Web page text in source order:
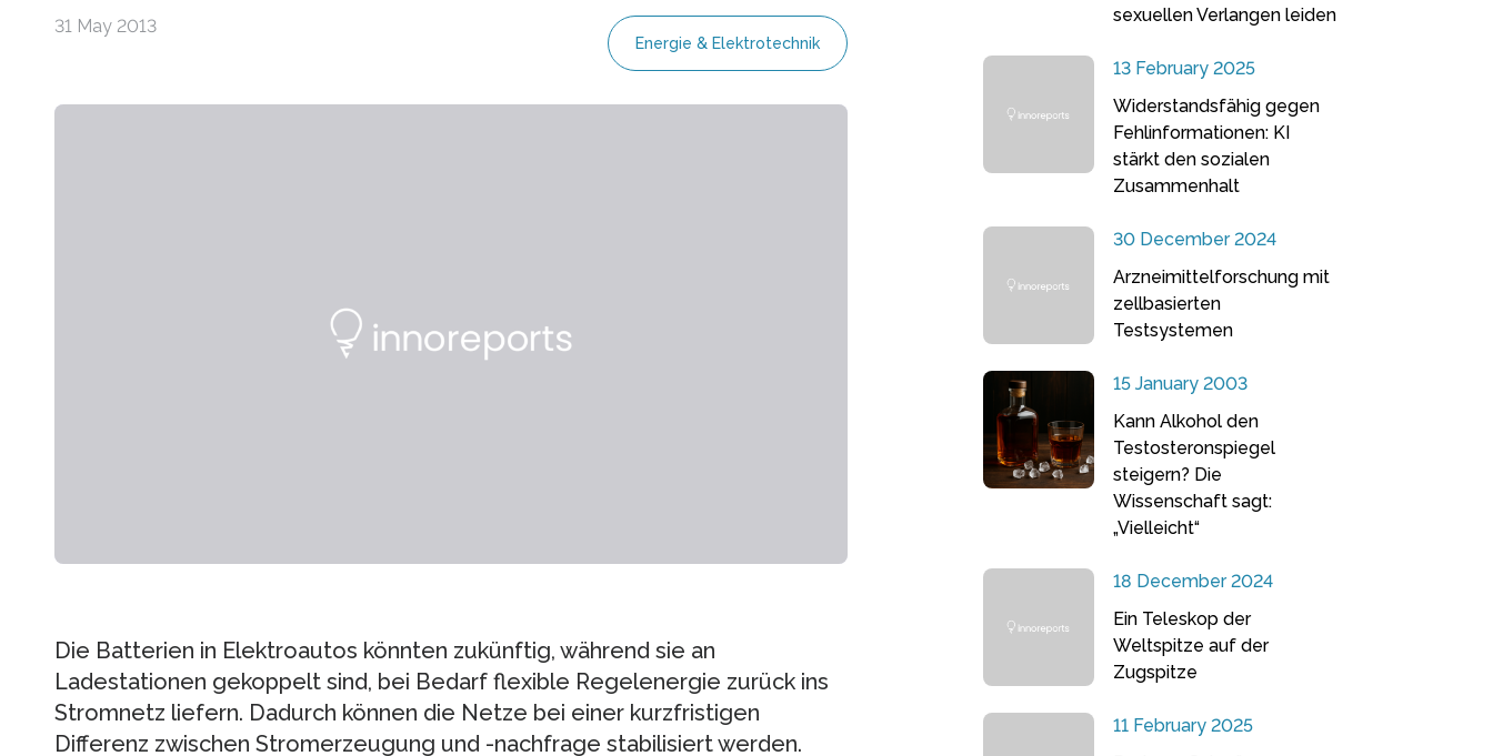
31 May 2013
Energie & Elektrotechnik
Die Batterien in Elektroautos könnten zukünftig, während sie an
Ladestationen gekoppelt sind, bei Bedarf flexible Regelenergie zurück ins
Stromnetz liefern. Dadurch können die Netze bei einer kurzfristigen
Differenz zwischen Stromerzeugung und -nachfrage stabilisiert werden.
sexuellen Verlangen leiden
13 February 2025
Widerstandsfähig gegen
Fehlinformationen: KI
stärkt den sozialen
Zusammenhalt
30 December 2024
Arzneimittelforschung mit
zellbasierten
Testsystemen
15 January 2003
Kann Alkohol den
Testosteronspiegel
steigern? Die
Wissenschaft sagt:
„Vielleicht“
18 December 2024
Ein Teleskop der
Weltspitze auf der
Zugspitze
11 February 2025